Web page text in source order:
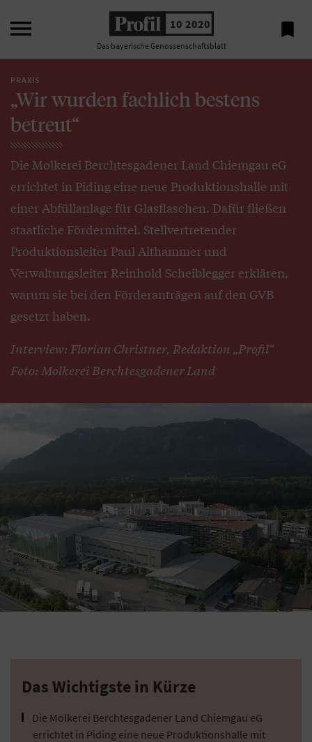
 10 2020
Das bayerische Genossenschaftsblatt

PRAXIS
„Wir wurden fachlich bestens
betreut“
Die Molkerei Berchtesgadener Land Chiemgau eG
errichtet in Piding eine neue Produktionshalle mit
einer Abfüllanlage für Glasflaschen. Dafür fließen
staatliche Fördermittel. Stellvertretender
Produktionsleiter Paul Althammer und
Verwaltungsleiter Reinhold Scheiblegger erklären,
warum sie bei den Förderanträgen auf den GVB
gesetzt haben.
Interview: Florian Christner, Redaktion „Profil“
Foto: Molkerei Berchtesgadener Land
Das Wichtigste in Kürze
Die Molkerei Berchtesgadener Land Chiemgau eG
errichtet in Piding eine neue Produktionshalle mit